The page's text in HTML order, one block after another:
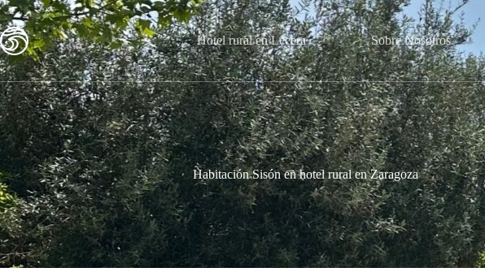
Hotel rural en Lécera Sobre Nosotros
Habitación Sisón en hotel rural en Zaragoza